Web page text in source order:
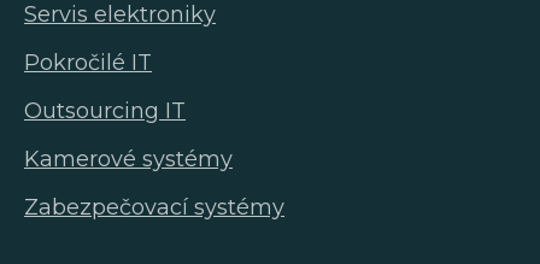
Servis elektroniky
Pokročilé IT
Outsourcing IT
Kamerové systémy
Zabezpečovací systémy